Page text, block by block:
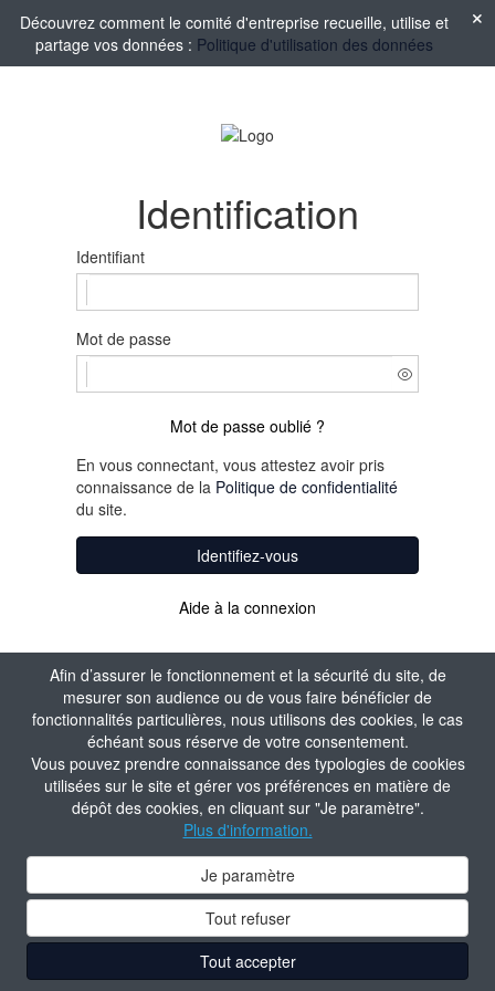
Afin d’assurer le fonctionnement et la sécurité du site, de
mesurer son audience ou de vous faire bénéficier de
fonctionnalités particulières, nous utilisons des cookies, le cas
échéant sous réserve de votre consentement.
Vous pouvez prendre connaissance des typologies de cookies
utilisées sur le site et gérer vos préférences en matière de
dépôt des cookies, en cliquant sur "Je paramètre".
Plus d'information.
Je paramètre
Tout refuser
Tout accepter
Découvrez comment le comité d'entreprise recueille, utilise et
partage vos données : Politique d'utilisation des données
Identification
Identifiant
Mot de passe
Mot de passe oublié ?
En vous connectant, vous attestez avoir pris
connaissance de la Politique de confidentialité
du site.
Identifiez-vous
Aide à la connexion